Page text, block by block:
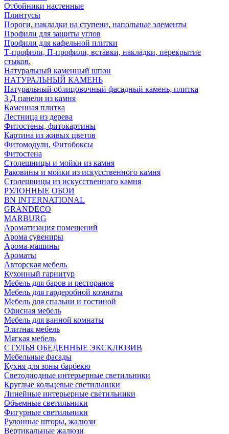
Отбойники настенные
Плинтусы
Пороги, накладки на ступени, напольные элементы
Профили для защиты углов
Профили для кафельной плитки
Т-профили, П-профили, вставки, накладки, перекрытие
стыков.
Натуральный каменный шпон
НАТУРАЛЬНЫЙ КАМЕНЬ
Натуральный облицовочный фасадный камень, плитка
3 Д панели из камня
Каменная плитка
Лестница из дерева
Фитостены, фитокартины
Картина из живых цветов
Фитомодули, Фитобоксы
Фитостена
Столешницы и мойки из камня
Раковины и мойки из искусственного камня
Столешницы из искусственного камня
РУЛОННЫЕ ОБОИ
BN INTERNATIONAL
GRANDECO
MARBURG
Ароматизация помещений
Арома сувениры
Арома-машины
Ароматы
Авторская мебель
Кухонный гарнитур
Мебель для баров и ресторанов
Мебель для гардеробной комнаты
Мебель для спальни и гостиной
Офисная мебель
Мебель для ванной комнаты
Элитная мебель
Мягкая мебель
СТУЛЬЯ ОБЕДЕННЫЕ ЭКСКЛЮЗИВ
Мебельные фасады
Кухня для зоны барбекю
Светодиодные интерьерные светильники
Круглые кольцевые светильники
Линейные интерьерные светильники
Объемные светильники
Фигурные светильники
Рулонные шторы, жалюзи
Вертикальные жалюзи